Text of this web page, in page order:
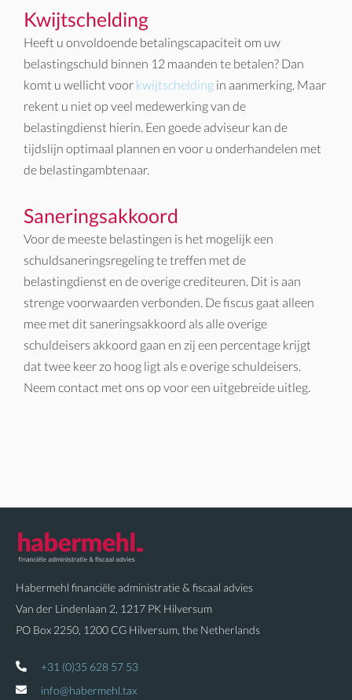
Kwijtschelding
Heeft u onvoldoende betalingscapaciteit om uw
belastingschuld binnen 12 maanden te betalen? Dan
komt u wellicht voor kwijtschelding in aanmerking. Maar
rekent u niet op veel medewerking van de
belastingdienst hierin. Een goede adviseur kan de
tijdslijn optimaal plannen en voor u onderhandelen met
de belastingambtenaar.
Saneringsakkoord
Voor de meeste belastingen is het mogelijk een
schuldsaneringsregeling te treffen met de
belastingdienst en de overige crediteuren. Dit is aan
strenge voorwaarden verbonden. De fiscus gaat alleen
mee met dit saneringsakkoord als alle overige
schuldeisers akkoord gaan en zij een percentage krijgt
dat twee keer zo hoog ligt als e overige schuldeisers.
Neem contact met ons op voor een uitgebreide uitleg.
Habermehl financiële administratie & fiscaal advies
Van der Lindenlaan 2, 1217 PK Hilversum
PO Box 2250, 1200 CG Hilversum, the Netherlands
+31 (0)35 628 57 53
info@habermehl.tax